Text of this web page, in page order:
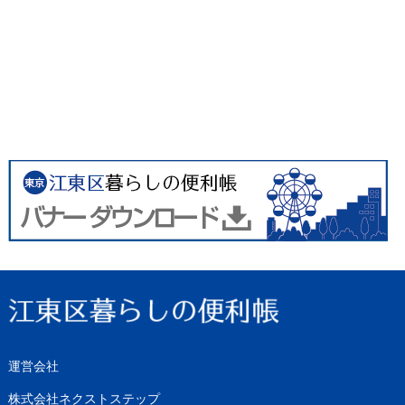
運営会社
株式会社ネクストステップ